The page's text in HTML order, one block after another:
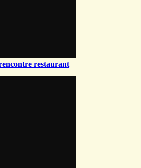
restaurant